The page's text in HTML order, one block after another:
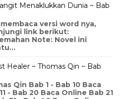
Menaklukkan Dunia ~ Bab
versi word nya,
link berikut:
Note: Novel ini
Healer ~ Thomas Qin ~ Bab
Qin Bab 1 - Bab 10 Baca
- Bab 20 Baca Online Bab 21